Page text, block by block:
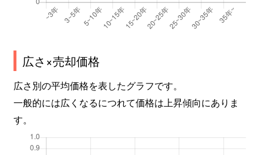
広さ×売却価格
広さ別の平均価格を表したグラフです。
一般的には広くなるにつれて価格は上昇傾向にありま
す。